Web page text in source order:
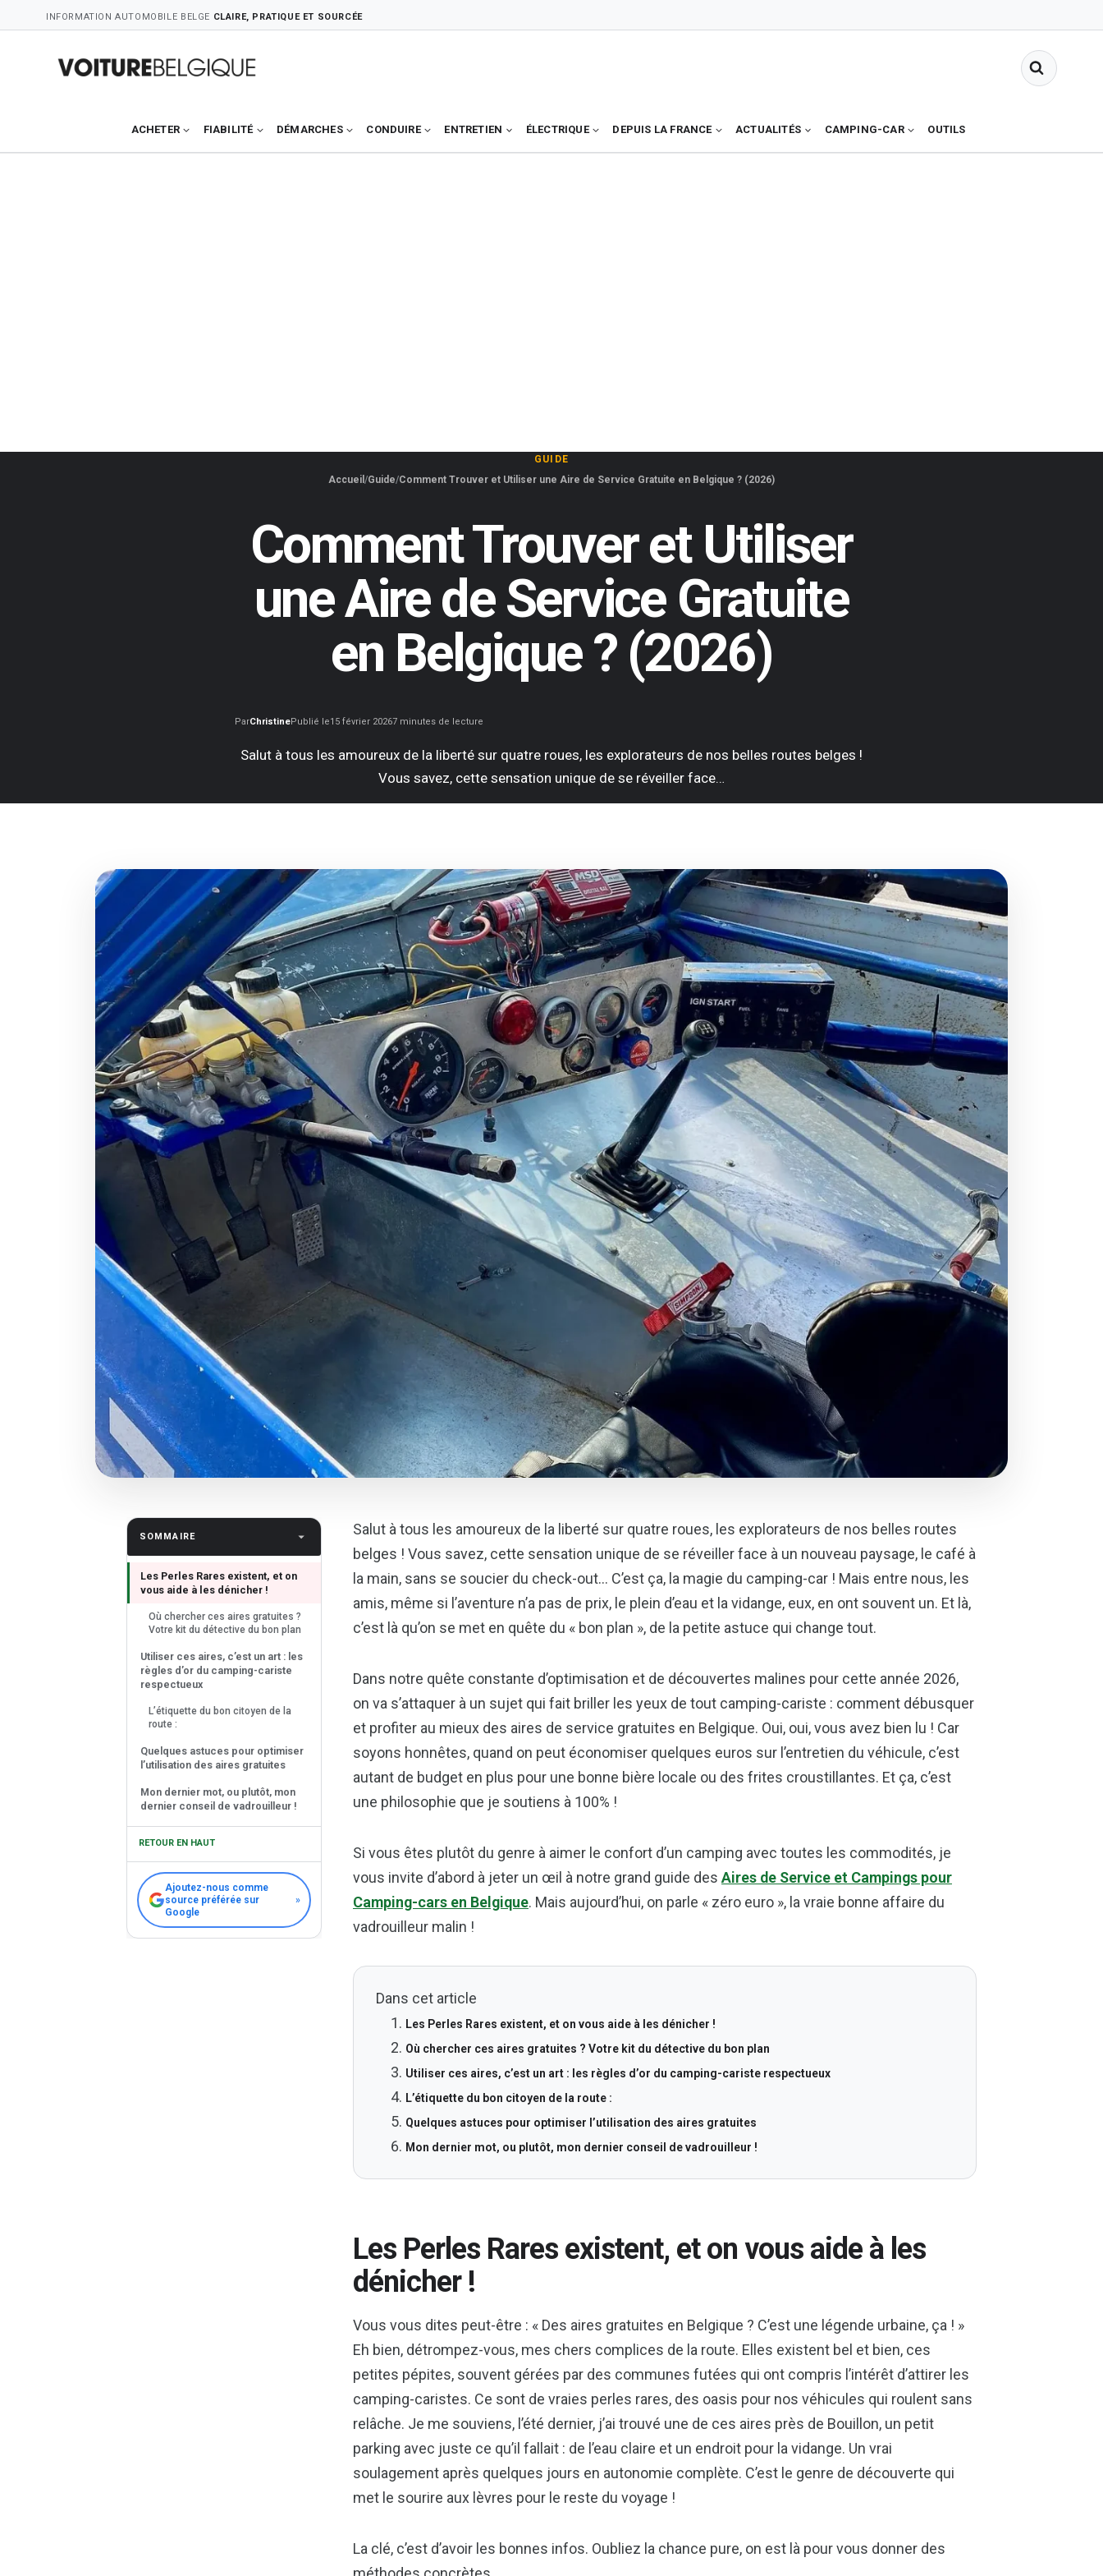
to
INFORMATION AUTOMOBILE BELGE CLAIRE, PRATIQUE ET SOURCÉE
ACHETER FIABILITÉ DÉMARCHES CONDUIRE ENTRETIEN ÉLECTRIQUE DEPUIS LA FRANCE ACTUALITÉS CAMPING-CAR OUTILS
GUIDE
Accueil Guide Comment Trouver et Utiliser une Aire de Service Gratuite en Belgique ? (2026)
Comment Trouver et Utiliser
une Aire de Service Gratuite
en Belgique ? (2026)
ParChristinePublié le15 février 20267 minutes de lecture
Salut à tous les amoureux de la liberté sur quatre roues, les explorateurs de nos belles routes belges !
Vous savez, cette sensation unique de se réveiller face…
SOMMAIRE
Les Perles Rares existent, et on
vous aide à les dénicher !
Où chercher ces aires gratuites ?
Votre kit du détective du bon plan
Utiliser ces aires, c’est un art : les
règles d’or du camping-cariste
respectueux
L’étiquette du bon citoyen de la
route :
Quelques astuces pour optimiser
l’utilisation des aires gratuites
Mon dernier mot, ou plutôt, mon
dernier conseil de vadrouilleur !
RETOUR EN HAUT
Ajoutez-nous comme
source préférée sur
Google
»
Salut à tous les amoureux de la liberté sur quatre roues, les explorateurs de nos belles routes
belges ! Vous savez, cette sensation unique de se réveiller face à un nouveau paysage, le café à
la main, sans se soucier du check-out… C’est ça, la magie du camping-car ! Mais entre nous, les
amis, même si l’aventure n’a pas de prix, le plein d’eau et la vidange, eux, en ont souvent un. Et là,
c’est là qu’on se met en quête du « bon plan », de la petite astuce qui change tout.
Dans notre quête constante d’optimisation et de découvertes malines pour cette année 2026,
on va s’attaquer à un sujet qui fait briller les yeux de tout camping-cariste : comment débusquer
et profiter au mieux des aires de service gratuites en Belgique. Oui, oui, vous avez bien lu ! Car
soyons honnêtes, quand on peut économiser quelques euros sur l’entretien du véhicule, c’est
autant de budget en plus pour une bonne bière locale ou des frites croustillantes. Et ça, c’est
une philosophie que je soutiens à 100% !
Si vous êtes plutôt du genre à aimer le confort d’un camping avec toutes les commodités, je
vous invite d’abord à jeter un œil à notre grand guide des Aires de Service et Campings pour
Camping-cars en Belgique. Mais aujourd’hui, on parle « zéro euro », la vraie bonne affaire du
vadrouilleur malin !
Dans cet article
Les Perles Rares existent, et on vous aide à les dénicher !
Où chercher ces aires gratuites ? Votre kit du détective du bon plan
Utiliser ces aires, c’est un art : les règles d’or du camping-cariste respectueux
L’étiquette du bon citoyen de la route :
Quelques astuces pour optimiser l’utilisation des aires gratuites
Mon dernier mot, ou plutôt, mon dernier conseil de vadrouilleur !
Les Perles Rares existent, et on vous aide à les
dénicher !
Vous vous dites peut-être : « Des aires gratuites en Belgique ? C’est une légende urbaine, ça ! »
Eh bien, détrompez-vous, mes chers complices de la route. Elles existent bel et bien, ces
petites pépites, souvent gérées par des communes futées qui ont compris l’intérêt d’attirer les
camping-caristes. Ce sont de vraies perles rares, des oasis pour nos véhicules qui roulent sans
relâche. Je me souviens, l’été dernier, j’ai trouvé une de ces aires près de Bouillon, un petit
parking avec juste ce qu’il fallait : de l’eau claire et un endroit pour la vidange. Un vrai
soulagement après quelques jours en autonomie complète. C’est le genre de découverte qui
met le sourire aux lèvres pour le reste du voyage !
La clé, c’est d’avoir les bonnes infos. Oubliez la chance pure, on est là pour vous donner des